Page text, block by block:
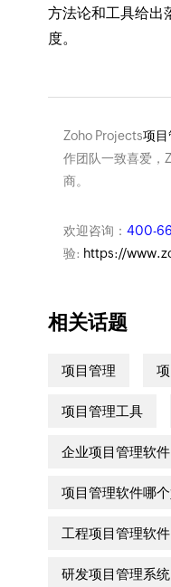
方法论和工具给出
度。
Zoho Projects项目
作团队一致喜爱，
商。
欢迎咨询： 400-
验: https://
相关话题
项目管理
项目管理工具
企业项目管理软件
项目管理软件哪
工程项目管理软件
研发项目管理系统